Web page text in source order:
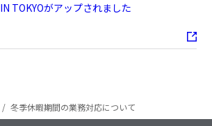
TOKYOがアップされました
冬季休暇期間の業務対応について